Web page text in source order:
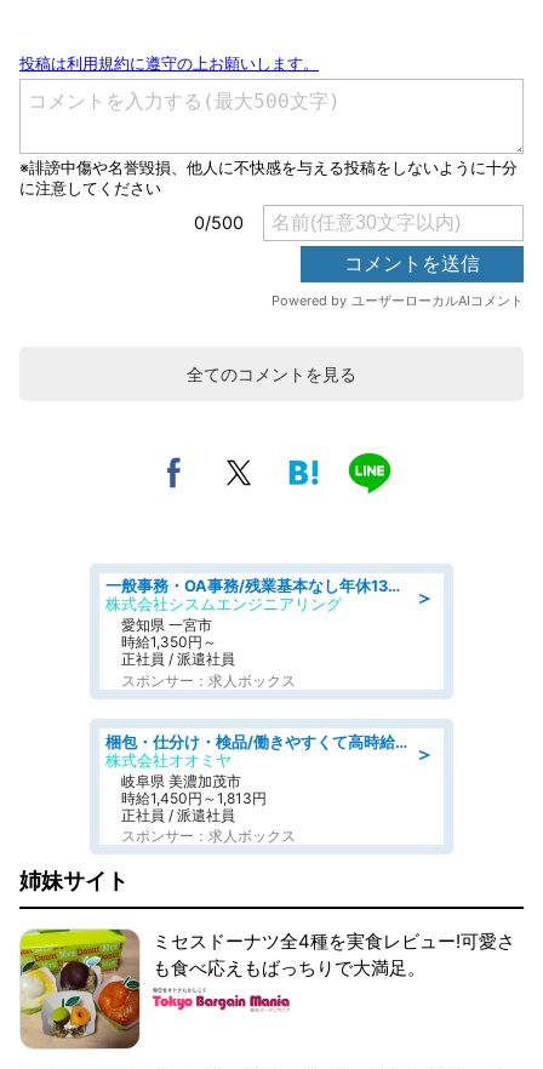
全てのコメントを見る
＞
一般事務・OA事務/残業基本なし年休130日社保完備の一般・調達事務
株式会社シスムエンジニアリング
愛知県 一宮市
時給1,350円～
正社員 / 派遣社員
スポンサー：求人ボックス
＞
梱包・仕分け・検品/働きやすくて高時給の仕分け作業長期休暇充実/残業なし
株式会社オオミヤ
岐阜県 美濃加茂市
時給1,450円～1,813円
正社員 / 派遣社員
スポンサー：求人ボックス
姉妹サイト
ミセスドーナツ全4種を実食レビュー!可愛さ
も食べ応えもばっちりで大満足。